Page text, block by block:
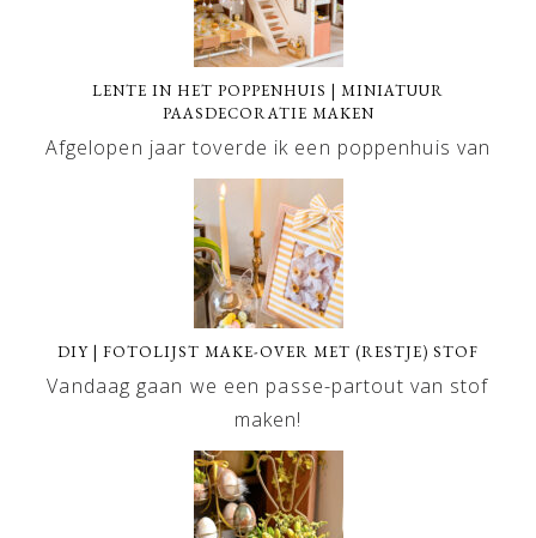
LENTE IN HET POPPENHUIS | MINIATUUR
PAASDECORATIE MAKEN
Afgelopen jaar toverde ik een poppenhuis van
DIY | FOTOLIJST MAKE-OVER MET (RESTJE) STOF
Vandaag gaan we een passe-partout van stof
maken!